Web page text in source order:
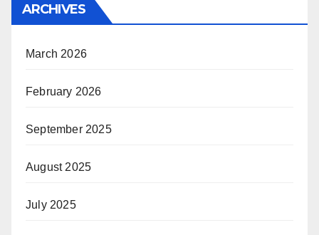
ARCHIVES
March 2026
February 2026
September 2025
August 2025
July 2025